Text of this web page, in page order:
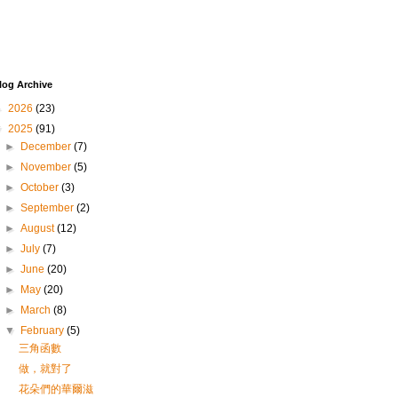
Archive
2026 (23)
2025 (91)
►
December(7)
►
November(5)
►October(3)
►September(2)
►August(12)
►July(7)
►June(20)
►
May(20)
►
March(8)
▼
February(5)
三角函數
做，就對了
花朵們的華爾滋